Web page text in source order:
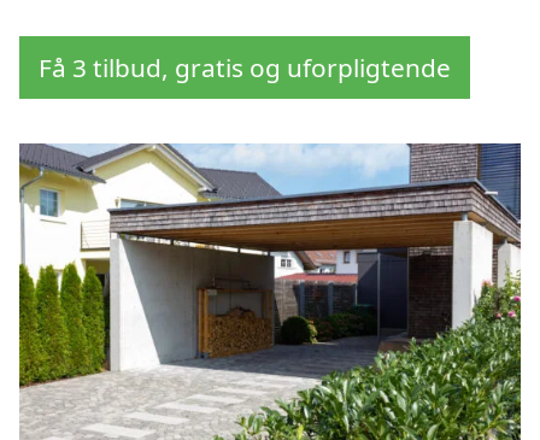
Få 3 tilbud, gratis og uforpligtende